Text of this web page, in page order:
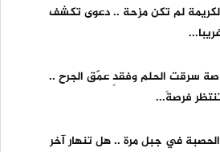
لم تكن مزحة .. دعوى تكشف
سرقت الحلم وفقدٍ عمّق الجرح ..
فرصةً...
في جبل مرة .. هل تنهار آخر